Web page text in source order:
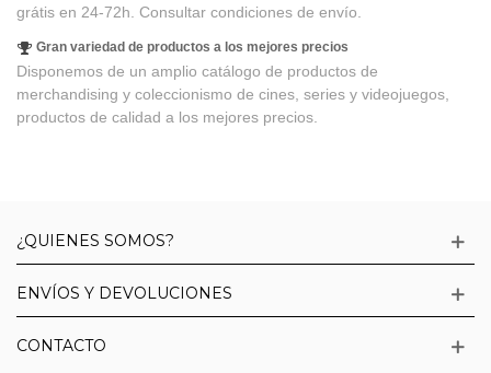
grátis en 24-72h. Consultar condiciones de envío.
Gran variedad de productos a los mejores precios
Disponemos de un amplio catálogo de productos de
merchandising y coleccionismo de cines, series y videojuegos,
productos de calidad a los mejores precios.
¿QUIENES SOMOS?
ENVÍOS Y DEVOLUCIONES
CONTACTO